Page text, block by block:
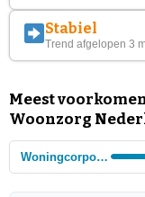
Stabiel
Trend afgelopen 3
Meest
Woonzorg
Woningcorporaties